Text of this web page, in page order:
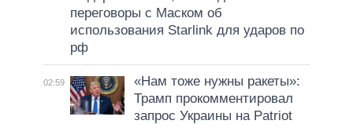
переговоры с Маском об
использования Starlink для ударов по
рф
02:59
«Нам тоже нужны ракеты»:
Трамп прокомментировал
запрос Украины на Patriot